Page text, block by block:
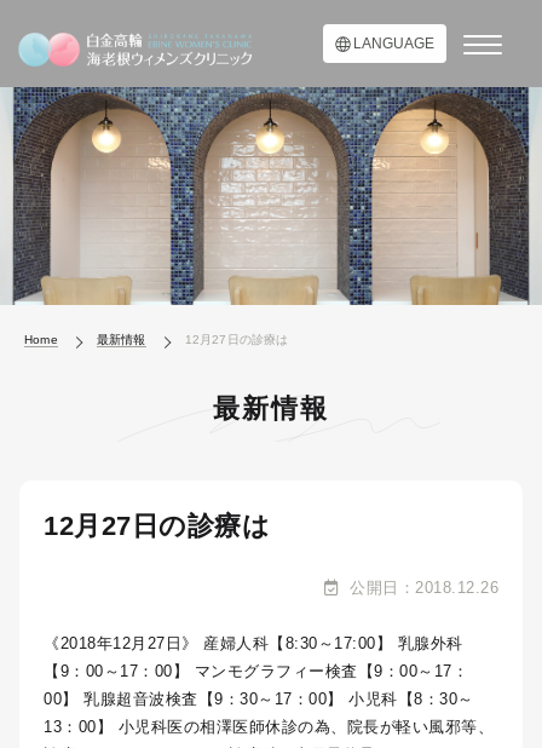
LANGUAGE
Home 最新情報 12月27日の診療は
最新情報
12月27日の診療は
公開日：2018.12.26
《2018年12月27日》 産婦人科【8:30～17:00】 乳腺外科
【9：00～17：00】 マンモグラフィー検査【9：00～17：
00】 乳腺超音波検査【9：30～17：00】 小児科【8：30～
13：00】 小児科医の相澤医師休診の為、院長が軽い風邪等、